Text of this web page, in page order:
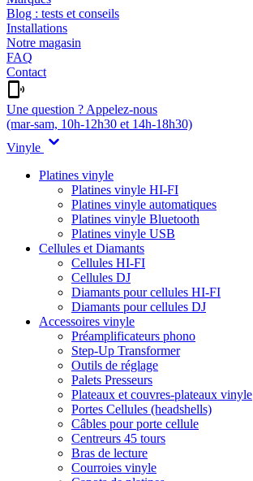
Blog : tests et conseils
Installations
Notre magasin
FAQ
Contact
Une question ? Appelez-nous
(mar-sam, 10h-12h30 et 14h-18h30)
Vinyle
Platines vinyle
Platines vinyle HI-FI
Platines vinyle automatiques
Platines vinyle Bluetooth
Platines vinyle USB
Cellules et Diamants
Cellules HI-FI
Cellules DJ
Diamants pour cellules HI-FI
Diamants pour cellules DJ
Accessoires vinyle
Préamplificateurs phono
Step-Up Transformer
Outils de réglage
Palets Presseurs
Plateaux et couvres-plateaux vinyle
Portes Cellules (headshells)
Câbles pour porte cellule
Centreurs 45 tours
Bras de lecture
Courroies vinyle